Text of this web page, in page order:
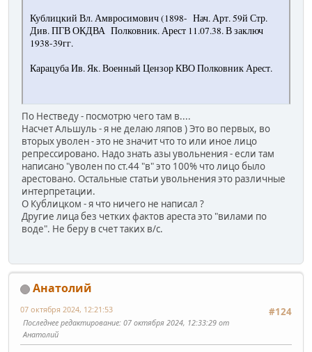
Кублицкий Вл. Амвросимович (1898- Нач. Арт. 59й Стр.
Див. ПГВ ОКДВА Полковник. Арест 11.07.38. В заключ
1938-39гг.
Карацуба Ив. Як. Военный Цензор КВО Полковник Арест.
По Нестведу - посмотрю чего там в....
Насчет Альшуль - я не делаю ляпов ) Это во первых, во
вторых уволен - это не значит что то или иное лицо
репрессировано. Надо знать азы увольнения - если там
написано "уволен по ст.44 "в" это 100% что лицо было
арестовано. Остальные статьи увольнения это различные
интерпретации.
О Кублицком - я что ничего не написал ?
Другие лица без четких фактов ареста это "вилами по
воде". Не беру в счет таких в/с.
Анатолий
#124
07 октября 2024, 12:21:53
Последнее редактирование: 07 октября 2024, 12:33:29 от
Анатолий